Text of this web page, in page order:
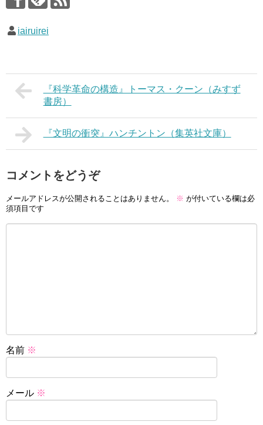
iairuirei
『科学革命の構造』トーマス・クーン（みすず
書房）
『文明の衝突』ハンチントン（集英社文庫）
コメントをどうぞ
メールアドレスが公開されることはありません。 ※ が付いている欄は必
須項目です
名前 ※
メール ※